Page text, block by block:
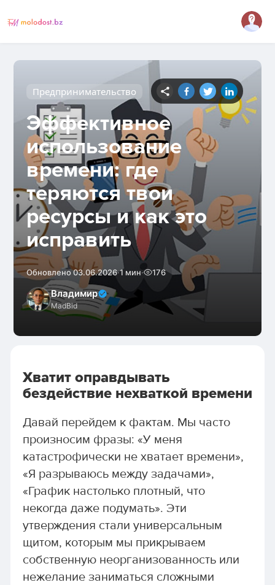
Предпринимательство
Эффективное
использование
времени: где
теряются твои
ресурсы и как это
исправить
Обновлено 03.06.2026·1 мин· 176
Владимир
MadBid
Хватит оправдывать
бездействие нехваткой времени
Давай перейдем к фактам. Мы часто
произносим фразы: «У меня
катастрофически не хватает времени»,
«Я разрываюсь между задачами»,
«График настолько плотный, что
некогда даже подумать». Эти
утверждения стали универсальным
щитом, которым мы прикрываем
собственную неорганизованность или
нежелание заниматься сложными